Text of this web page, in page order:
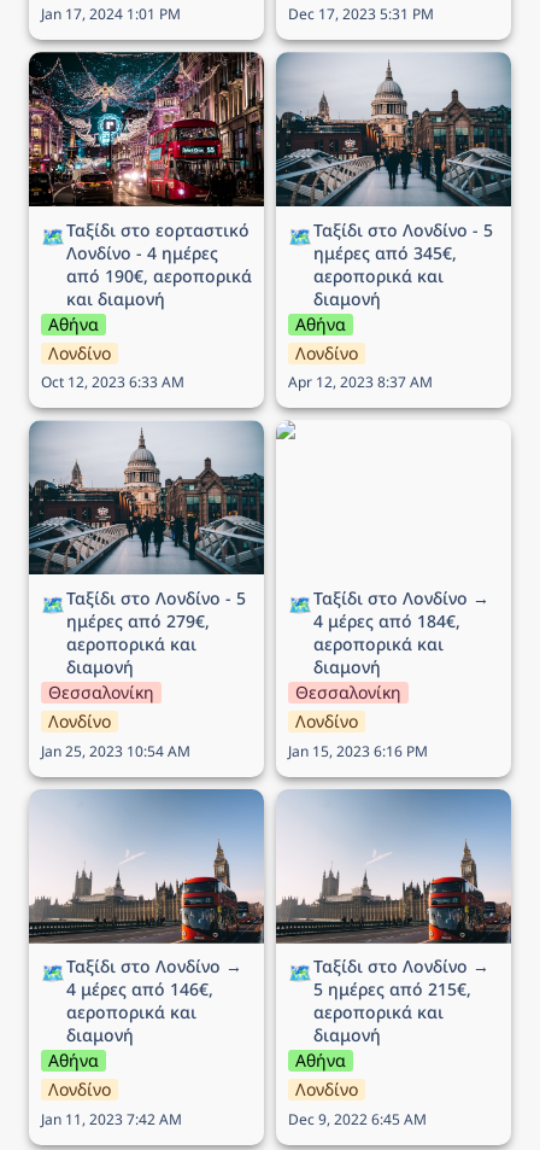
Jan 17, 2024 1:01 PM Dec 17, 2023 5:31 PM
Ταξίδι στο εορταστικό
Λονδίνο - 4 ημέρες από
190€, αεροπορικά και
διαμονή
🗺️Ταξίδι στο εορταστικό
Λονδίνο - 4 ημέρες
από 190€, αεροπορικά
και διαμονή
Αθήνα
Λονδίνο
Oct 12, 2023 6:33 AM
Ταξίδι στο Λονδίνο - 5
ημέρες από 345€,
αεροπορικά και διαμονή
🗺️Ταξίδι στο Λονδίνο - 5
ημέρες από 345€,
αεροπορικά και
διαμονή
Αθήνα
Λονδίνο
Apr 12, 2023 8:37 AM
Ταξίδι στο Λονδίνο - 5
ημέρες από 279€,
αεροπορικά και διαμονή
🗺️Ταξίδι στο Λονδίνο - 5
ημέρες από 279€,
αεροπορικά και
διαμονή
Θεσσαλονίκη
Λονδίνο
Jan 25, 2023 10:54 AM
Ταξίδι στο Λονδίνο → 4
🗺️Ταξίδι στο Λονδίνο →
4 μέρες από 184€,
αεροπορικά και
διαμονή
Θεσσαλονίκη
Λονδίνο
Jan 15, 2023 6:16 PM
Ταξίδι στο Λονδίνο → 4
αεροπορικά και διαμονή
🗺️Ταξίδι στο Λονδίνο →
4 μέρες από 146€,
αεροπορικά και
διαμονή
Αθήνα
Λονδίνο
Jan 11, 2023 7:42 AM
Ταξίδι στο Λονδίνο → 5
ημέρες από 215€,
αεροπορικά και διαμονή
🗺️Ταξίδι στο Λονδίνο →
5 ημέρες από 215€,
αεροπορικά και
διαμονή
Αθήνα
Λονδίνο
Dec 9, 2022 6:45 AM